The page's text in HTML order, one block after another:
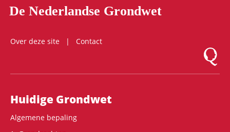
De Nederlandse Grondwet
Over deze site
Contact
Logo
Hoofdnavigatie
Huidige Grondwet
Algemene bepaling